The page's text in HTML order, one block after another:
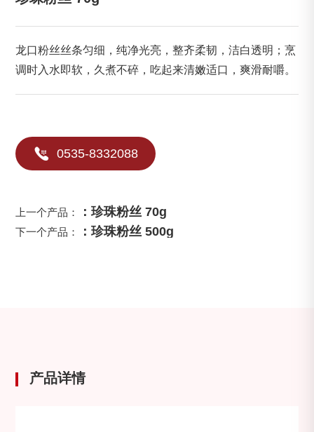
龙口粉丝丝条匀细，纯净光亮，整齐柔韧，洁白透明；烹
调时入水即软，久煮不碎，吃起来清嫩适口，爽滑耐嚼。
 0535-8332088
上一个产品： ：珍珠粉丝 70g
下一个产品： ：珍珠粉丝 500g
产品详情